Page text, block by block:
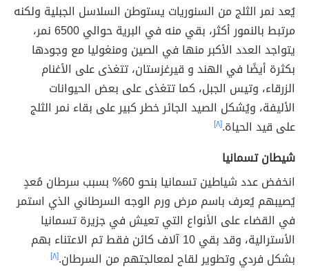
يُعد نمر الثلج من السنوريات يستوطن السلاسل الجبلية ولكنه
مرتبط بالنمور أكثر، بقي منه في البرية حوالي 6500 نمر،
يتواجد العدد الأكبر منها في الصين ومنغوليا مع وجودها
بكثرة أيضًا في الهند و قيرغزستان، تتغذى على الأغنام
الزرقاء، وتيس الجبل، كما تتغذى على بعض الحيوانات
الأليفة، ويُشكل الصيد الجائر خطر كبير على بقاء نمر الثلج
على قيد الحياة.[٨]
شيطان تسمانيا
انخفض عدد شياطين تسمانيا بنحو 60% بسبب سرطان مُعدٍ
يُصيبهم يُعرف باسم مرض ورم الوجه السرطاني الذي استمر
في القضاء على الأنواع التي تعيش في جزيرة تسمانيا
الأسترالية، وقد بقي 10 آلاف كائن فقط تم الاعتناء بهم
بشكل فردي وتطوير لقاح لمعالجتهم من السرطان.[٨]